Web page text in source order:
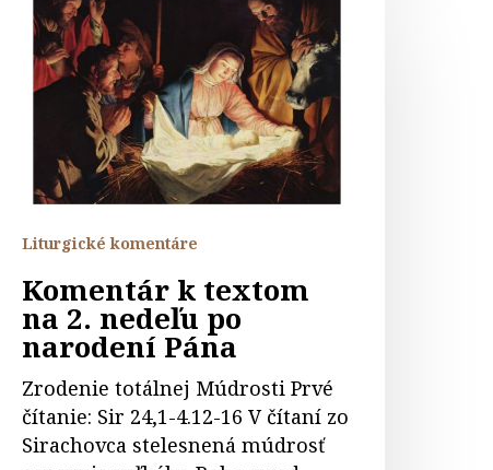
textom
narodení
Liturgické komentáre
Komentár k textom
na 2. nedeľu po
narodení Pána
Zrodenie totálnej Múdrosti Prvé
čítanie: Sir 24,1-4.12-16 V čítaní zo
Sirachovca stelesnená múdrosť